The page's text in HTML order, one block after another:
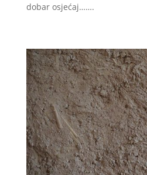
dobar osjećaj…….